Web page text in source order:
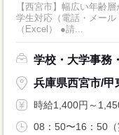
【西宮市】幅広い年齢層
学生対応（電話・メー
（Excel） ●請...
学校・大学事務
兵庫県西宮市/甲
時給1,400円～
08：50〜16：50（